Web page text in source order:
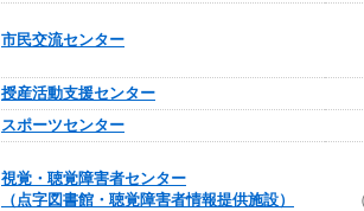
市民交流センター
授産活動支援センター
スポーツセンター
視覚・聴覚障害者センター
（点字図書館・聴覚障害者情報提供施設）